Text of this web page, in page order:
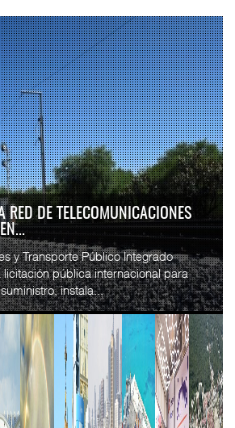
RED DE TELECOMUNICACIONES
y Transporte Público Integrado
licitación pública internacional para
instala...